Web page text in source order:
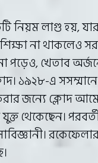
নিয়ম লাগু হয়,
না থাকলেও
পড়েও, খেতাব
১৯২৮-এ
জন্যে ক্লোদ
থেকেছেন।